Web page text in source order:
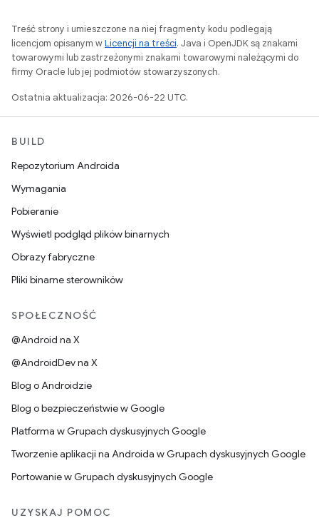
Treść strony i umieszczone na niej fragmenty kodu podlegają
licencjom opisanym wLicencji na treści. Java i OpenJDK są znakami
towarowymi lub zastrzeżonymi znakami towarowymi należącymi do
firmy Oracle lub jej podmiotów stowarzyszonych.
Ostatnia aktualizacja: 2026-06-22 UTC.
BUILD
Repozytorium Androida
Wymagania
Pobieranie
Wyświetl podgląd plików binarnych
Obrazy fabryczne
Pliki binarne sterowników
SPOŁECZNOŚĆ
@Android na X
@AndroidDev na X
Blog o Androidzie
Blog o bezpieczeństwie w Google
Platforma w Grupach dyskusyjnych Google
Tworzenie aplikacji na Androida w Grupach dyskusyjnych Google
Portowanie w Grupach dyskusyjnych Google
UZYSKAJ POMOC